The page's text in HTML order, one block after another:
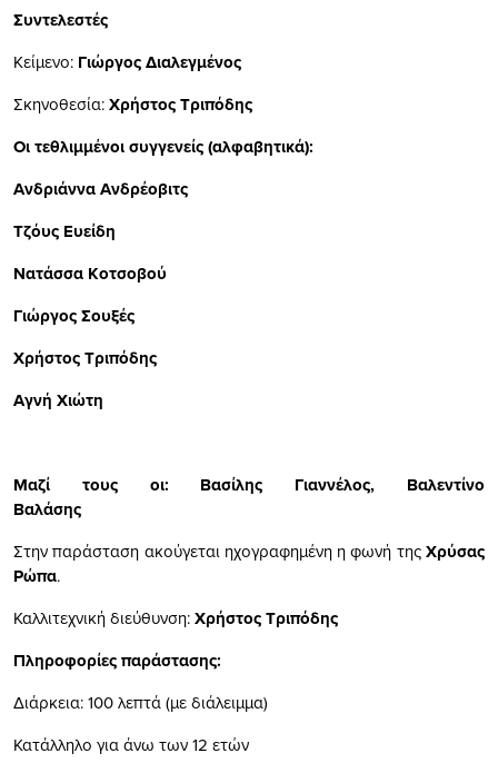
Συντελεστές
Κείμενο: Γιώργος Διαλεγμένος
Σκηνοθεσία:Χρήστος Τριπόδης
Οι τεθλιμμένοι συγγενείς (αλφαβητικά):
Ανδριάννα Ανδρέοβιτς
Τζόυς Ευείδη
Νατάσσα Κοτσοβού
Γιώργος Σουξές
Χρήστος Τριπόδης
Αγνή Χιώτη
Μαζί τους οι: Βασίλης Γιαννέλος, Βαλεντίνο
Βαλάσης
Στην παράσταση ακούγεται ηχογραφημένη η φωνή τηςΧρύσας
Ρώπα.
Καλλιτεχνική διεύθυνση:Χρήστος Τριπόδης
Πληροφορίες παράστασης:
Διάρκεια: 100 λεπτά (με διάλειμμα)
Κατάλληλο για άνω των 12 ετών